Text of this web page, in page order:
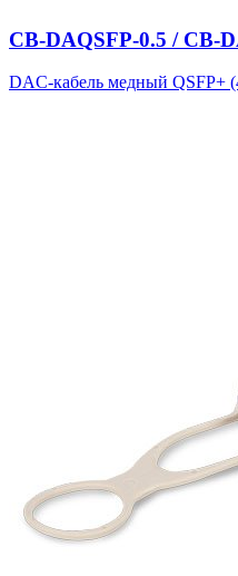
CB-DAQSFP-0.5 / CB-
DAC-кабель медный QSFP+